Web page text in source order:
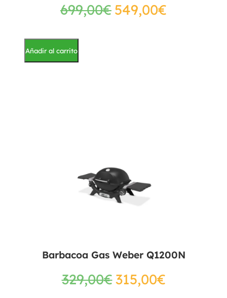
699,00€ 549,00€
Añadir al carrito
Barbacoa Gas Weber Q1200N
329,00€315,00€